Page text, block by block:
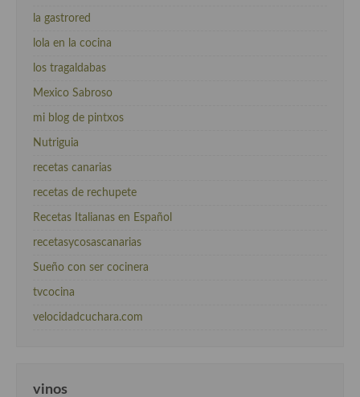
la gastrored
lola en la cocina
los tragaldabas
Mexico Sabroso
mi blog de pintxos
Nutriguia
recetas canarias
recetas de rechupete
Recetas Italianas en Español
recetasycosascanarias
Sueño con ser cocinera
tvcocina
velocidadcuchara.com
vinos